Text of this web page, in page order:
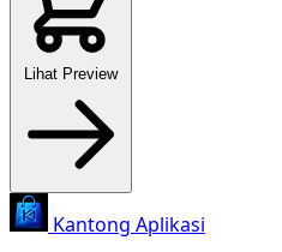
Lihat Preview
Kantong Aplikasi